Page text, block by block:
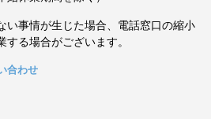
事情が生じた場合、電話窓口の縮小
る場合がございます。
合わせ